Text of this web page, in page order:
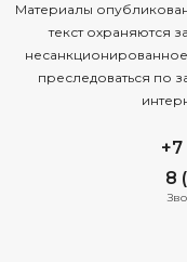
Материалы
текст охраняются
преследоваться по
8